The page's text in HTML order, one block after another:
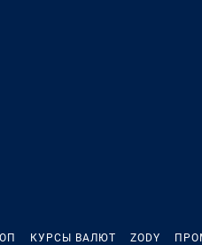
КУРСЫ ВАЛЮТ ZODY